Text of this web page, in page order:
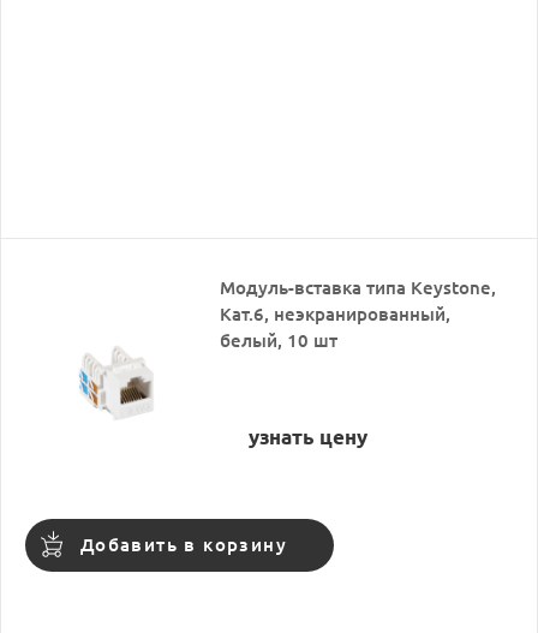
Модуль-вставка типа Keystone,
Кат.6, неэкранированный,
белый, 10 шт
узнать цену
Добавить в корзину